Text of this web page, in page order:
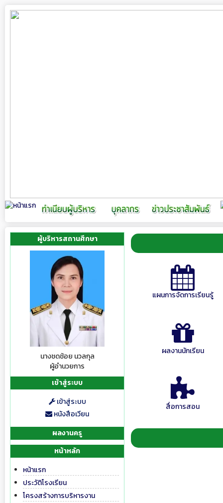
ผู้บริหารสถานศึกษา
นางชดช้อย นวลกุล
ผู้อำนวยการ
เข้าสู่ระบบ
เข้าสู่ระบบ
หนังสือเวียน
ผลงานครู
หน้าหลัก
หน้าแรก
ประวัติโรงเรียน
โครงสร้างการบริหารงาน
แผนการจัดการเรียนรู้
ผลงานนักเรียน
สื่อการสอน